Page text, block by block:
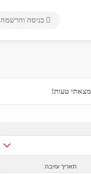
כניסה והרשמה
מצאתי טעות!
תאריך עזיבה: